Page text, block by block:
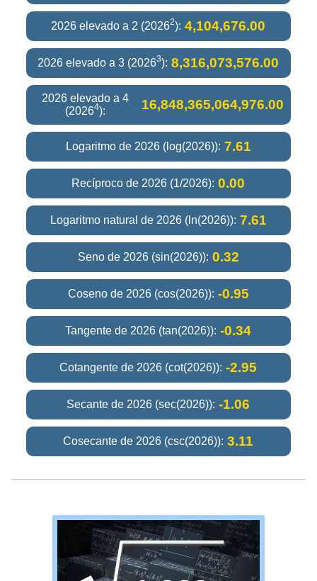
2026 elevado a 2 (20262): 4,104,676.00
2026 elevado a 3 (20263): 8,316,073,576.00
2026 elevado a 4
(20264): 16,848,365,064,976.00
Logaritmo de 2026 (log(2026)): 7.61
Recíproco de 2026 (1/2026): 0.00
Logaritmo natural de 2026 (ln(2026)): 7.61
Seno de 2026 (sin(2026)): 0.32
Coseno de 2026 (cos(2026)): -0.95
Tangente de 2026 (tan(2026)): -0.34
Cotangente de 2026 (cot(2026)): -2.95
Secante de 2026 (sec(2026)): -1.06
Cosecante de 2026 (csc(2026)): 3.11